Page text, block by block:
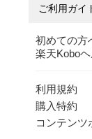
ご利用ガイ
初めての方
楽天Kobo
利用規約
購入特約
コンテンツ